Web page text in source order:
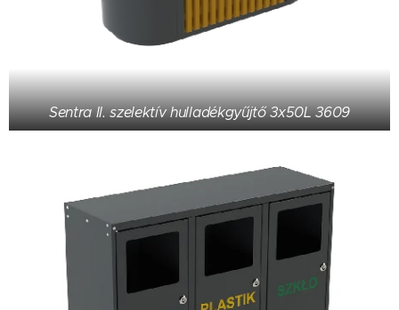
Sentra II. szelektív hulladékgyűjtő 3x50L 3609